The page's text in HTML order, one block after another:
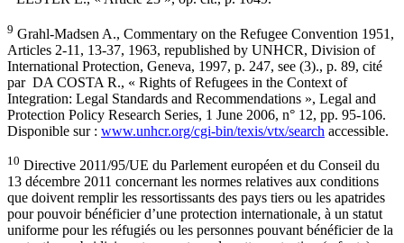
9 Grahl-Madsen A., Commentary on the Refugee Convention 1951,
Articles 2-11, 13-37, 1963, republished by UNHCR, Division of
International Protection, Geneva, 1997, p. 247, see (3)., p. 89, cité
par DA COSTA R., « Rights of Refugees in the Context of
Integration: Legal Standards and Recommendations », Legal and
Protection Policy Research Series, 1 June 2006, n° 12, pp. 95-106.
Disponible sur : www.unhcr.org/cgi-bin/texis/vtx/search accessible.
10 Directive 2011/95/UE du Parlement européen et du Conseil du
13 décembre 2011 concernant les normes relatives aux conditions
que doivent remplir les ressortissants des pays tiers ou les apatrides
pour pouvoir bénéficier d’une protection internationale, à un statut
uniforme pour les réfugiés ou les personnes pouvant bénéficier de la